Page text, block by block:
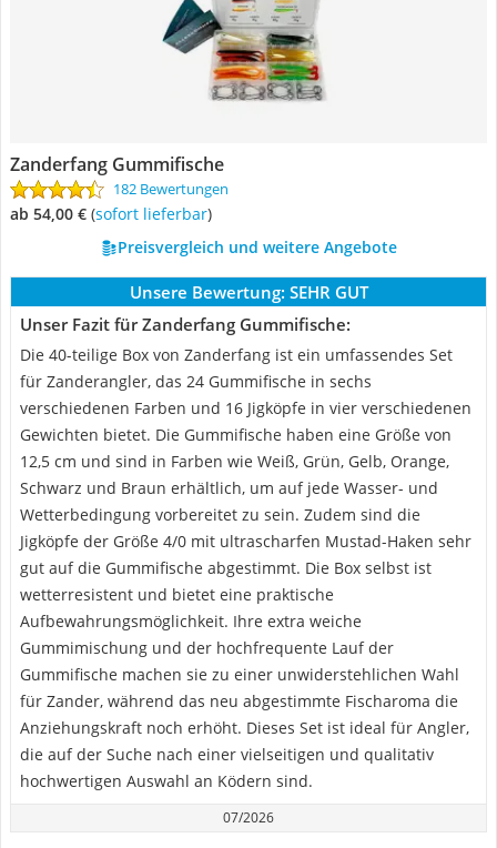
Zanderfang Gummifische
182 Bewertungen
ab 54,00 € ( Sofort lieferbar)
Preisvergleich und weitere Angebote
Unsere Bewertung: SEHR GUT
Unser Fazit für Zanderfang Gummifische:
Die 40-teilige Box von Zanderfang ist ein umfassendes Set
für Zanderangler, das 24 Gummifische in sechs
verschiedenen Farben und 16 Jigköpfe in vier verschiedenen
Gewichten bietet. Die Gummifische haben eine Größe von
12,5 cm und sind in Farben wie Weiß, Grün, Gelb, Orange,
Schwarz und Braun erhältlich, um auf jede Wasser- und
Wetterbedingung vorbereitet zu sein. Zudem sind die
Jigköpfe der Größe 4/0 mit ultrascharfen Mustad-Haken sehr
gut auf die Gummifische abgestimmt. Die Box selbst ist
wetterresistent und bietet eine praktische
Aufbewahrungsmöglichkeit. Ihre extra weiche
Gummimischung und der hochfrequente Lauf der
Gummifische machen sie zu einer unwiderstehlichen Wahl
für Zander, während das neu abgestimmte Fischaroma die
Anziehungskraft noch erhöht. Dieses Set ist ideal für Angler,
die auf der Suche nach einer vielseitigen und qualitativ
hochwertigen Auswahl an Ködern sind.
07/2026